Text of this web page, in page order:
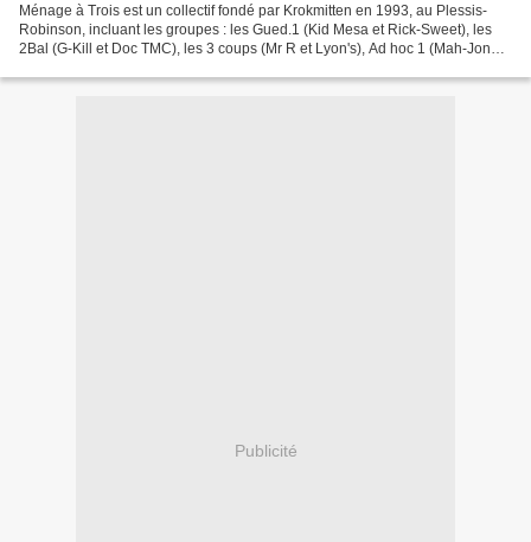
Ménage à Trois est un collectif fondé par Krokmitten en 1993, au Plessis-
Robinson, incluant les groupes : les Gued.1 (Kid Mesa et Rick-Sweet), les
2Bal (G-Kill et Doc TMC), les 3 coups (Mr R et Lyon's), Ad hoc 1 (Mah-Jong
Publicité